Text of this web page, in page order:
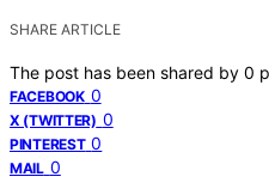
SHARE ARTICLE
The post has been shared by 0
FACEBOOK 0
X (TWITTER) 0
PINTEREST 0
MAIL 0